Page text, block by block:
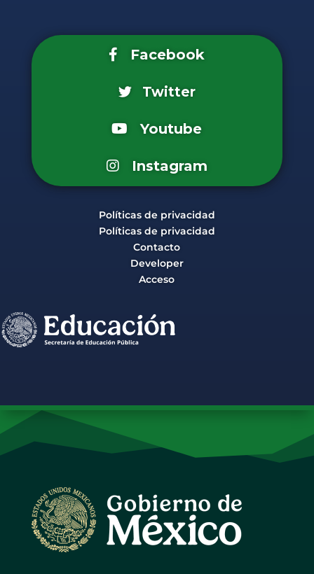
Facebook
Twitter
Youtube
Instagram
Políticas de privacidad
Políticas de privacidad
Contacto
Developer
Acceso